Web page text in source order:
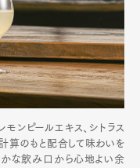
ンピールエキス、シトラス
算のもと配合して味わいを
かな飲み口から心地よい余